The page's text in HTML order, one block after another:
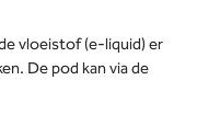
vloeistof (e-liquid) er
De pod kan via de